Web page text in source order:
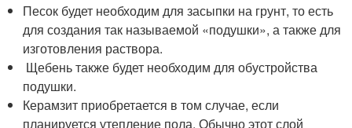
Песок будет необходим для засыпки на грунт, то есть
для создания так называемой «подушки», а также для
изготовления раствора.
Щебень также будет необходим для обустройства
подушки.
Керамзит приобретается в том случае, если
планируется утепление пола. Обычно этот слой